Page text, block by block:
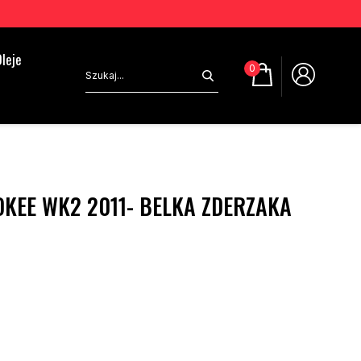
0
WK2 2011- BELKA ZDERZAKA